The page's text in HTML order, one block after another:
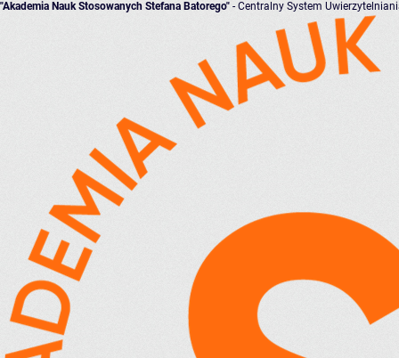
"Akademia Nauk Stosowanych Stefana Batorego" - Centralny System